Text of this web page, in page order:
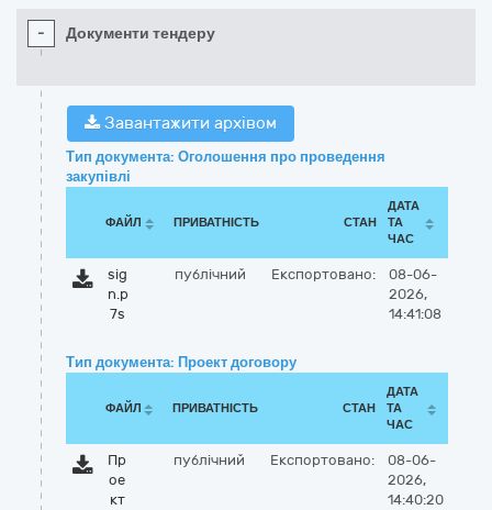
- Документи тендеру
Завантажити архівом
Тип документа: Оголошення про проведення
закупівлі
ФАЙЛ ПРИВАТНІСТЬ СТАН
ДАТА
ТА
ЧАС
sig
n.p
7s
публічний Експортовано:
08-06-
2026,
14:41:08
Тип документа: Проект договору
ФАЙЛ ПРИВАТНІСТЬ СТАН
ДАТА
ТА
ЧАС
Пр
ое
кт
публічний Експортовано:
08-06-
2026,
14:40:20